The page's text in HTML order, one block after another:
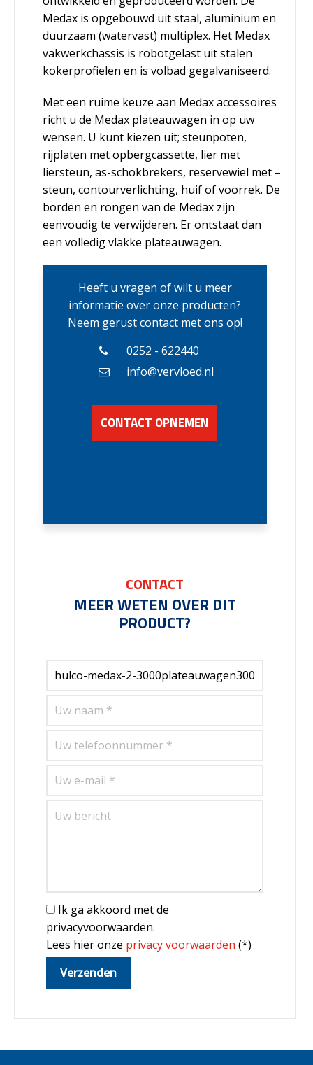
Medax is opgebouwd uit staal, aluminium en
duurzaam (watervast) multiplex. Het Medax
vakwerkchassis is robotgelast uit stalen
kokerprofielen en is volbad gegalvaniseerd.
Met een ruime keuze aan Medax accessoires
richt u de Medax plateauwagen in op uw
wensen. U kunt kiezen uit; steunpoten,
rijplaten met opbergcassette, lier met
liersteun, as-schokbrekers, reservewiel met –
steun, contourverlichting, huif of voorrek. De
borden en rongen van de Medax zijn
eenvoudig te verwijderen. Er ontstaat dan
een volledig vlakke plateauwagen.
Heeft u vragen of wilt u meer
informatie over onze producten?
Neem gerust contact met ons op!
0252 - 622440
info@vervloed.nl
CONTACT OPNEMEN
CONTACT
MEER WETEN OVER DIT
PRODUCT?
Ik ga akkoord met de
privacyvoorwaarden.
Lees hier onze privacy voorwaarden (*)